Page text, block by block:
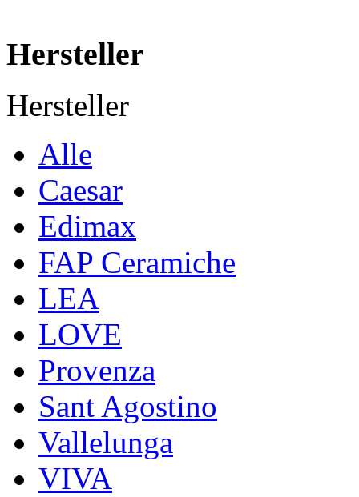
Hersteller
Hersteller
Alle
Caesar
Edimax
FAP Ceramiche
LEA
LOVE
Provenza
Sant Agostino
Vallelunga
VIVA